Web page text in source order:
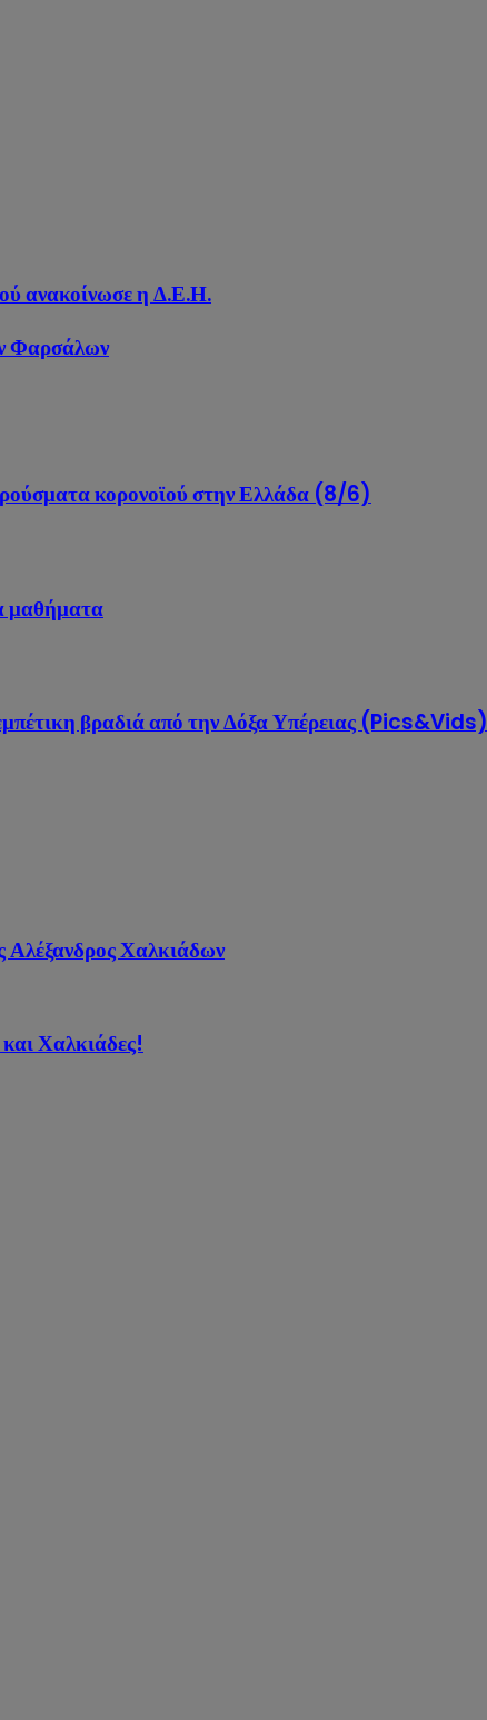
ανακοίνωσε η Δ.Ε.Η.
Φαρσάλων
κορονοϊού στην Ελλάδα (8/6)
μαθήματα
βραδιά από την Δόξα Υπέρειας (Pics&Vids)
Αλέξανδρος Χαλκιάδων
Χαλκιάδες!